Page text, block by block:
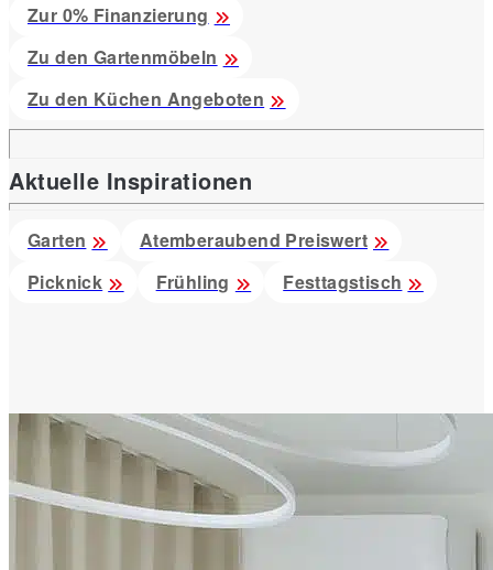
Zur 0% Finanzierung
Zu den Gartenmöbeln
Zu den Küchen Angeboten
Aktuelle Inspirationen
Garten
Atemberaubend Preiswert
Picknick
Frühling Festtagstisch